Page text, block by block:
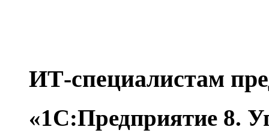
ИТ-специалистам
«1С:Предприятие 8.